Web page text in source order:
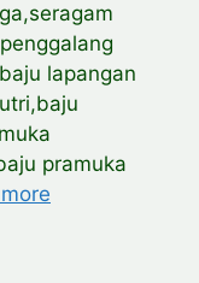
lapangan
pramuka